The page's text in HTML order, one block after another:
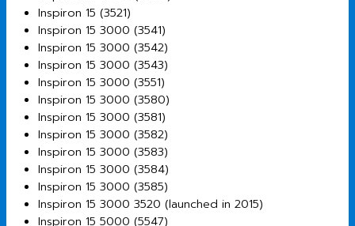
Inspiron 15 (3521)
Inspiron 15 3000 (3541)
Inspiron 15 3000 (3542)
Inspiron 15 3000 (3543)
Inspiron 15 3000 (3551)
Inspiron 15 3000 (3580)
Inspiron 15 3000 (3581)
Inspiron 15 3000 (3582)
Inspiron 15 3000 (3583)
Inspiron 15 3000 (3584)
Inspiron 15 3000 (3585)
Inspiron 15 3000 3520 (launched in 2015)
Inspiron 15 5000 (5547)